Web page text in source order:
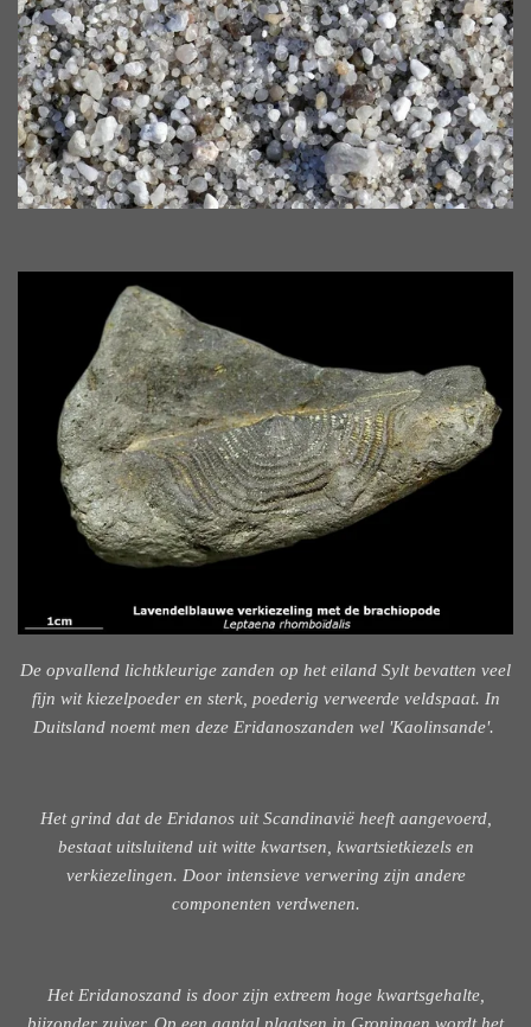
De opvallend lichtkleurige zanden op het eiland Sylt bevatten veel
fijn wit kiezelpoeder en sterk, poederig verweerde veldspaat. In
Duitsland noemt men deze Eridanoszanden wel 'Kaolinsande'.
Het grind dat de Eridanos uit Scandinavië heeft aangevoerd,
bestaat uitsluitend uit witte kwartsen, kwartsietkiezels en
verkiezelingen. Door intensieve verwering zijn andere
componenten verdwenen.
Het Eridanoszand is door zijn extreem hoge kwartsgehalte,